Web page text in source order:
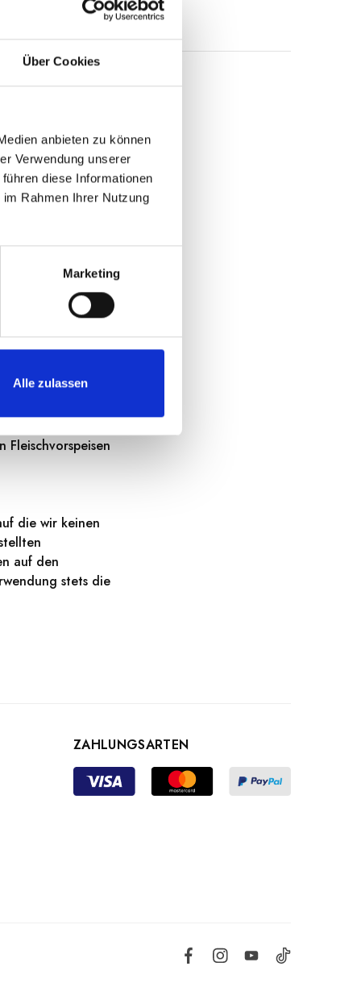
Über Cookies
anbieten zu können
Verwendung unserer
diese Informationen
Rahmen Ihrer Nutzung
Marketing
Alle zulassen
Verduno, mit
Weinguts, das sich
einefeine,
gebackenem Brot,
zu Vorspeisen mit
Rosenblüten
die wir keinen
auf den
stets die
ZAHLUNGSARTEN